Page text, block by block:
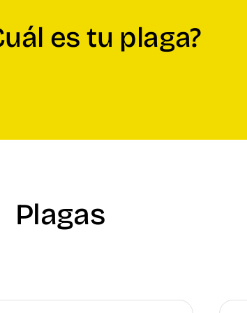
es tu plaga?
Plagas